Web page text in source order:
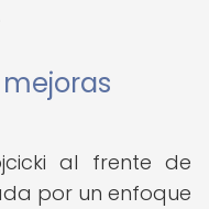
al frente de
por un enfoque